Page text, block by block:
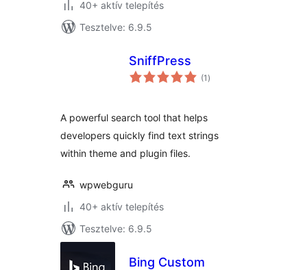
40+ aktív telepítés
Tesztelve: 6.9.5
SniffPress
(1 értékelés
összesen
)
A powerful search tool that helps
developers quickly find text strings
within theme and plugin files.
wpwebguru
40+ aktív telepítés
Tesztelve: 6.9.5
Bing Custom